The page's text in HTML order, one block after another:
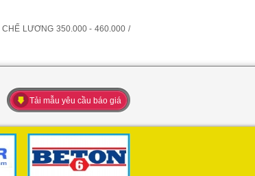
LƯƠNG 350.000 - 460.000 /
Tải mẫu yêu cầu báo giá